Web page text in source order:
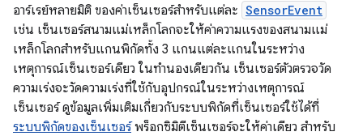
อาร์เรย์หลายมิติ ของค่าเซ็นเซอร์สำหรับแต่ละ SensorEvent
เช่น เซ็นเซอร์สนามแม่เหล็กโลกจะให้ค่าความแรงของสนามแม่
เหล็กโลกสำหรับแกนพิกัดทั้ง 3 แกนแต่ละแกนในระหว่าง
เหตุการณ์เซ็นเซอร์เดียว ในทำนองเดียวกัน เซ็นเซอร์ตัวตรวจวัด
ความเร่งจะวัดความเร่งที่ใช้กับอุปกรณ์ในระหว่างเหตุการณ์
เซ็นเซอร์ ดูข้อมูลเพิ่มเติมเกี่ยวกับระบบพิกัดที่เซ็นเซอร์ใช้ได้ที่
ระบบพิกัดของเซ็นเซอร์พร็อกซิมิตีเซ็นเซอร์จะให้ค่าเดียว สำหรับ